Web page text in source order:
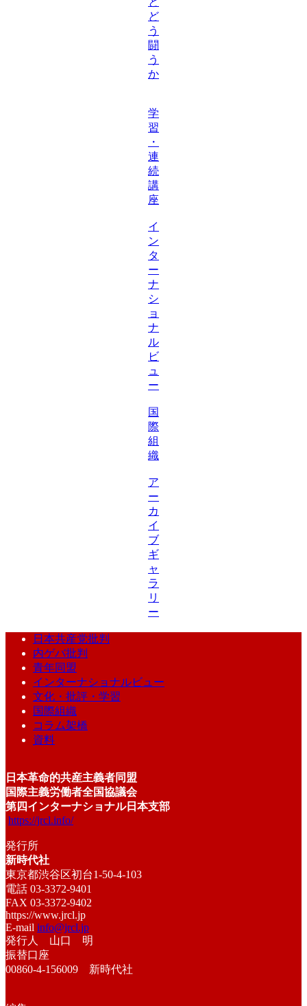
ど
う
闘
う
か
学
習
・
連
続
講
座
イ
ン
タ
ー
ナ
シ
ョ
ナ
ル
ビ
ュ
ー
国
際
組
織
ア
ー
カ
イ
ブ
ギ
ャ
ラ
リ
ー
日本共産党批判
内ゲバ批判
青年同盟
インターナショナルビュー
文化・批評・学習
国際組織
コラム架橋
資料
日本革命的共産主義者同盟
国際主義労働者全国協議会
第四インターナショナル日本支部
https://jrcl.info/
発行所
新時代社
東京都渋谷区初台1-50-4-103
電話 03-3372-9401
FAX 03-3372-9402
https://www.jrcl.jp
E-mail info@jrcl.jp
発行人 山口 明
振替口座
00860-4-156009 新時代社